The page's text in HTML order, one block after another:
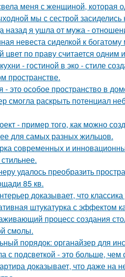
меня с женщиной, которая
мы с сестрой
назад я ушла от мужа -
невеста сиделкой к
цвет по праву считается
- гостиной в эко - стиле
пространстве.
- это особое пространство в
смогла раскрыть потенциал
- пример того, как можно
для самых разных жильцов.
современных и
удалось преобразить
85 кв.
доказывает, что
штукатурка с эффектом
процесс создания
смолы.
порядок: органайзер для
с подсветкой - это больше,
доказывает, что даже на